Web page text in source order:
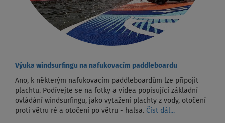
Výuka windsurfingu na nafukovacím paddleboardu
Ano, k některým nafukovacím paddleboardům lze připojit
plachtu. Podívejte se na fotky a videa popisující základní
ovládání windsurfingu, jako vytažení plachty z vody, otočení
proti větru ré a otočení po větru - halsa. Číst dál...